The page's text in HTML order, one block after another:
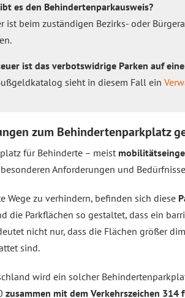
es den Behindertenparkausweis?
ist beim zuständigen Bezirks- oder
ist das verbotswidrige Parken auf
sieht in diesem Fall ein
zum Behindertenparkplatz
für Behinderte – meist
Anforderungen und
Wege zu verhindern, befinden sich diese
die Parkflächen so gestaltet, dass ein
nicht nur, dass die Flächen größer
sind.
wird ein solcher
zusammen mit dem Verkehrszeichen 314